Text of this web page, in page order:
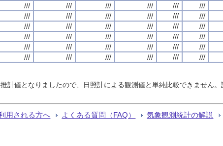
/// /// /// /// /// ///
/// /// /// /// /// ///
/// /// /// /// /// ///
/// /// /// /// /// ///
/// /// /// /// /// ///
/// /// /// /// /// ///
値となりましたので、日照計による観測値と単純比較できません。
用される方へ よくある質問（FAQ） 気象観測統計の解説